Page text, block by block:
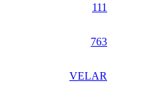
111
763
VELAR